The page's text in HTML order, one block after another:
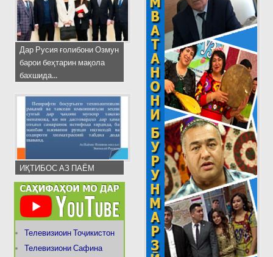
Дар Русия ғолибони Озмун
барои беҳтарин мақола
бахшида...
ИҚТИБОС АЗ ПАЁМ
Телевизиоин Тоҷикистон
Телевизиони Сафина